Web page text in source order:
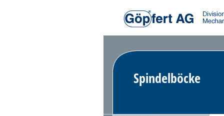
Spindelböcke